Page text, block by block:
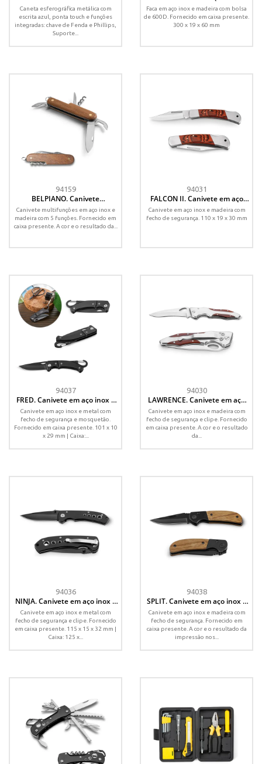
Caneta esferográfica metálica com
escrita azul, ponta touch e funções
integradas: chave de Fenda e Phillips,
Suporte...
madeira
Faca em aço inox e madeira com bolsa
de 600D. Fornecido em caixa presente.
300 x 19 x 60 mm
94159
BELPIANO. Canivete
multifunções com 5 funções
em aço inox e madeira
Canivete multifunções em aço inox e
madeira com 5 funções. Fornecido em
caixa presente. A cor e o resultado da...
94031
FALCON II. Canivete em aço
inox e madeira
Canivete em aço inox e madeira com
fecho de segurança. 110 x 19 x 30 mm
94037
FRED. Canivete em aço inox e
metal com fecho de segurança
Canivete em aço inox e metal com
fecho de segurança e mosquetão.
Fornecido em caixa presente. 101 x 10
x 29 mm | Caixa:...
94030
LAWRENCE. Canivete em aço
inox e madeira com fecho de
segurança
Canivete em aço inox e madeira com
fecho de segurança e clipe. Fornecido
em caixa presente. A cor e o resultado
da...
94036
NINJA. Canivete em aço inox e
metal com fecho de segurança
Canivete em aço inox e metal com
fecho de segurança e clipe. Fornecido
em caixa presente. 115 x 15 x 32 mm |
Caixa: 125 x...
94038
SPLIT. Canivete em aço inox e
madeira com fecho de
segurança
Canivete em aço inox e madeira com
fecho de segurança. Fornecido em
caixa presente. A cor e o resultado da
impressão nos...